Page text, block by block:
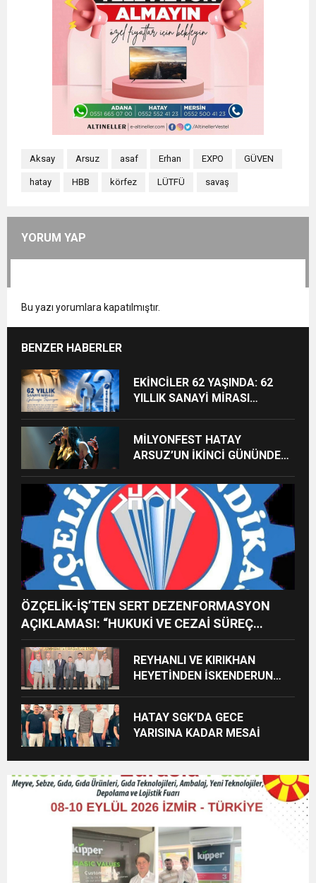
Aksay Arsuz asaf Erhan EXPO GÜVEN
hatay HBB körfez LÜTFÜ savaş
YORUM YAP
Bu yazı yorumlara kapatılmıştır.
BENZER HABERLER
EKİNCİLER 62 YAŞINDA: 62
YILLIK SANAYİ MİRASI
MİLYONFEST HATAY
ARSUZ’UN İKİNCİ GÜNÜNDE
ALACAK
ÖZÇELİK-İŞ’TEN SERT DEZENFORMASYON
AÇIKLAMASI: “HUKUKİ VE CEZAİ SÜREÇ
BAŞLATILDI”
REYHANLI VE KIRIKHAN
HEYETİNDEN İSKENDERUN
HATAY SGK’DA GECE
YARISINA KADAR MESAİ